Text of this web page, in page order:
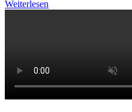
Weiterlesen